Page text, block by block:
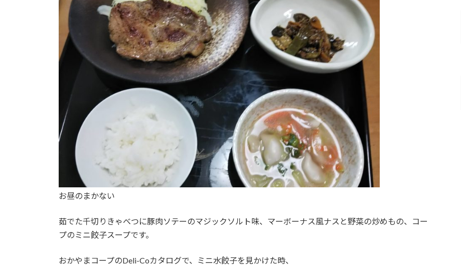
お昼のまかない
茹でた千切りきゃべつに豚肉ソテーのマジックソルト味、マーボーナス風ナスと野菜の炒めもの、コー
プのミニ餃子スープです。
おかやまコープのDeli-Coカタログで、ミニ水餃子を見かけた時、